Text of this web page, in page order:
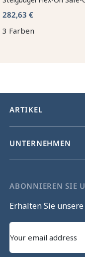
282,63 €
3 Farben
ARTIKEL
UNTERNEHMEN
ABONNIEREN SIE
Erhalten Sie